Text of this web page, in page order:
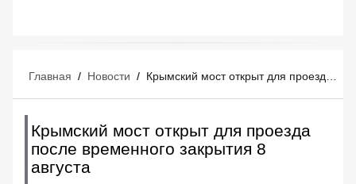
Главная / Новости /
Крымский мост открыт для проезда
после временного закрытия 8
августа